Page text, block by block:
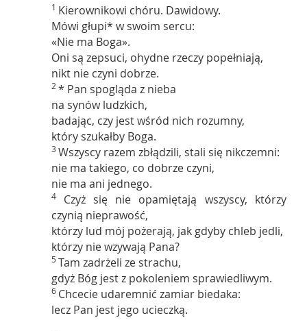
1 Kierownikowi chóru. Dawidowy.
Mówi głupi* w swoim sercu:
«Nie ma Boga».
Oni są zepsuci, ohydne rzeczy popełniają,
nikt nie czyni dobrze.
2* Pan spogląda z nieba
na synów ludzkich,
badając, czy jest wśród nich rozumny,
który szukałby Boga.
3Wszyscy razem zbłądzili, stali się nikczemni:
nie ma takiego, co dobrze czyni,
nie ma ani jednego.
4 Czyż się nie opamiętają wszyscy, którzy
czynią nieprawość,
którzy lud mój pożerają, jak gdyby chleb jedli,
którzy nie wzywają Pana?
5Tam zadrżeli ze strachu,
gdyż Bóg jest z pokoleniem sprawiedliwym.
6 Chcecie udaremnić zamiar biedaka:
lecz Pan jest jego ucieczką.